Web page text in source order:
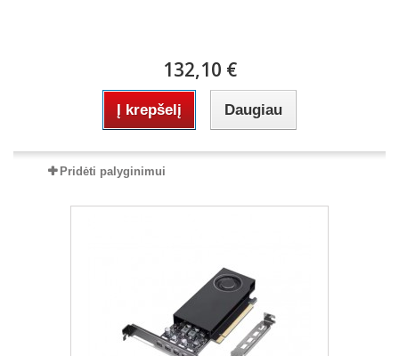
132,10 €
Į krepšelį Daugiau
Pridėti palyginimui